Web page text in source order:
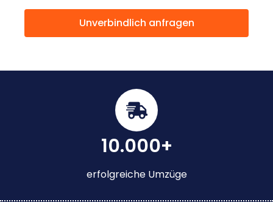
Unverbindlich anfragen
10.000+
erfolgreiche Umzüge